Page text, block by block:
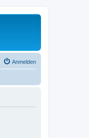
Anmelden